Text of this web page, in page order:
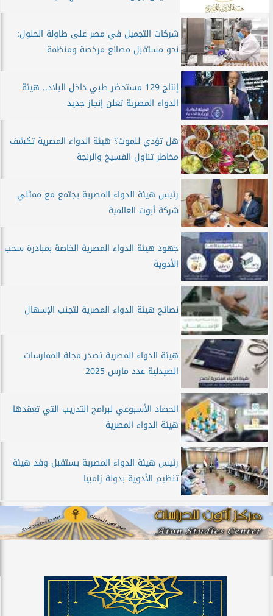
شركات التجميل في مصر على طاولة الحلول:
نحو مستقبل مصانع مرخصة ومنظمة
إنتاج 129 مستحضر طبي داخل البلاد.. هيئة
الدواء المصرية تعلن إنجاز جديد
هل تؤدي للموت؟ هيئة الدواء المصرية تكشف
مخاطر تناول الفسيخ والرنجة
رئيس هيئة الدواء المصرية يجتمع مع ممثلي
شركة أبوت العالمية
جهود هيئة الدواء المصرية الخاصة بمبادرة سحب
الأدوية
نصائح هيئة الدواء المصرية لتجنب الإسهال
هيئة الدواء المصرية تصدر مجلة الممارسات
الصيدلية عدد مارس 2025
الحصاد الأسبوعي لبرامج التدريب التي تعقدها
هيئة الدواء المصرية
رئيس هيئة الدواء المصرية يستقبل وفد هيئة
تنظيم الأدوية بدولة زامبيا